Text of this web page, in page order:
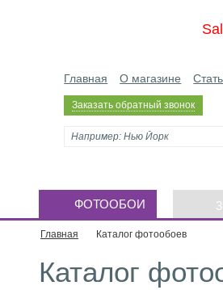
Главная О магазине
Заказать обратный звонок
ФОТООБОИ
Главная Каталог фотообоев
Каталог